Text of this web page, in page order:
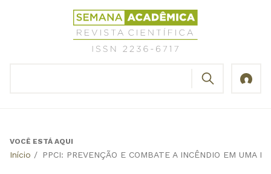
Revista
Científica
Semana
Back
VOCÊ ESTÁ AQUI
Início / PPCI: PREVENÇÃO E COMBATE A INCÊNDIO EM UMA